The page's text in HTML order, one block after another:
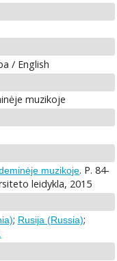
/ English
muzikoje
muzikoje. P. 84-
leidykla, 2015
; Rusija (Russia);